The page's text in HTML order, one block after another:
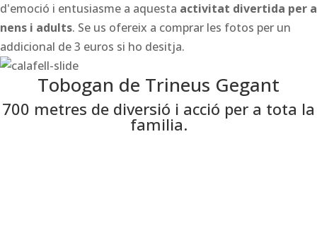
d'emoció i entusiasme a aquesta activitat divertida per a
nens i adults. Se us ofereix a comprar les fotos per un
addicional de 3 euros si ho desitja.
Tobogan de Trineus Gegant
700 metres de diversió i acció per a tota la
familia.